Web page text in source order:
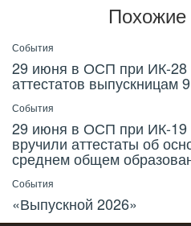
Похожие
События
29 июня в ОСП при ИК-28
аттестатов выпускницам
События
29 июня в ОСП при ИК-19
вручили аттестаты об
среднем общем
События
«Выпускной 2026»